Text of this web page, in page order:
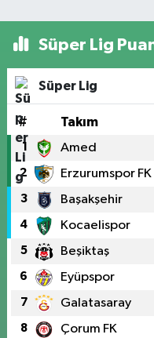
Süper Lig
Süper Lig
# Takım
1 Amed
2 Erzurumspor FK
3 Başakşehir
4 Kocaelispor
5 Beşiktaş
6 Eyüpspor
7 Galatasaray
8 Çorum FK